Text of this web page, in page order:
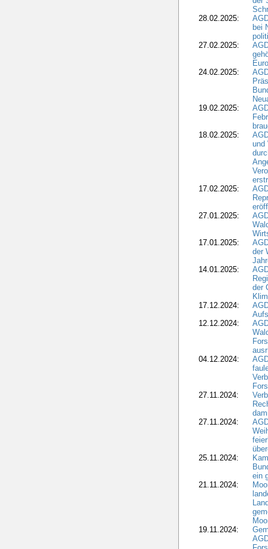
28.02.2025:
bei
27.02.2025:
24.02.2025:
19.02.2025:
18.02.2025:
und
17.02.2025:
27.01.2025:
17.01.2025:
der
14.01.2025:
der
17.12.2024:
12.12.2024:
04.12.2024:
27.11.2024:
27.11.2024:
25.11.2024:
ein
21.11.2024:
19.11.2024: